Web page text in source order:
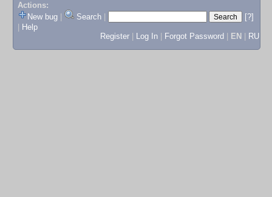
Actions:
New bug
Search
[?]
Help
Register
Log In Forgot Password EN RU